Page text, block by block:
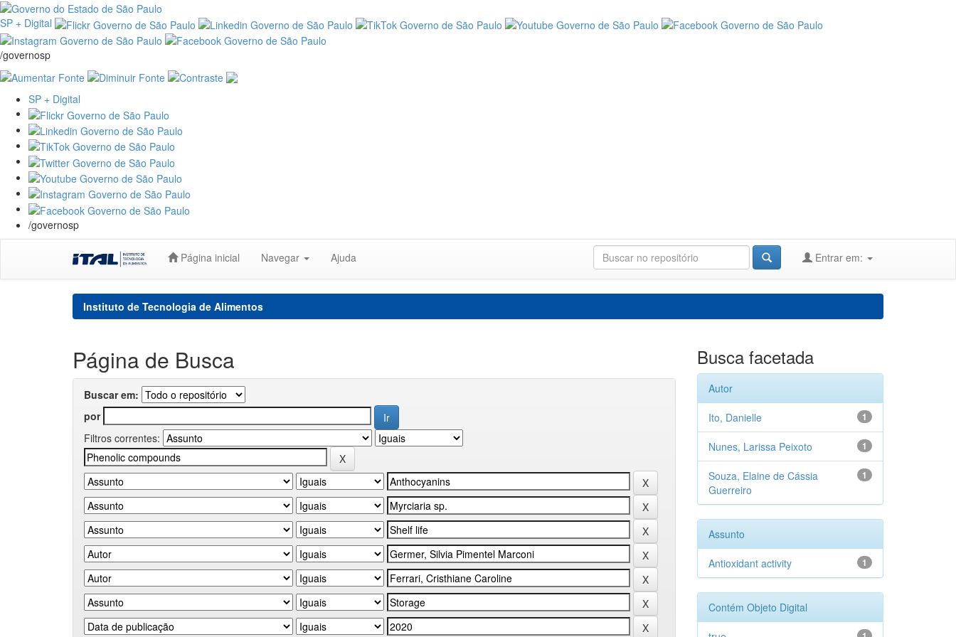
SP + Digital
/governosp
SP + Digital
/governosp
Página inicial Navegar Ajuda Entrar em:
Instituto de Tecnologia de Alimentos
Página de Busca
Buscar em:
por
Filtros correntes:
Busca facetada
Autor
1
Ito, Danielle
1
Nunes, Larissa Peixoto
1
Souza, Elaine de Cássia
Guerreiro
Assunto
1
Antioxidant activity
Contém Objeto Digital